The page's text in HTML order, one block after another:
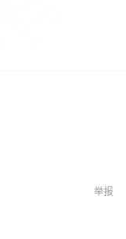
举报